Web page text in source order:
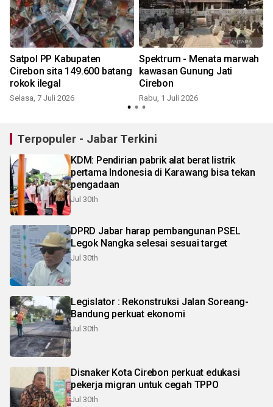
Satpol PP Kabupaten
Cirebon sita 149.600 batang
rokok ilegal
Selasa, 7 Juli 2026
Spektrum - Menata marwah
kawasan Gunung Jati
Cirebon
Rabu, 1 Juli 2026
Terpopuler - Jabar Terkini
KDM: Pendirian pabrik alat berat listrik
pertama Indonesia di Karawang bisa tekan
pengadaan
Jul 30th
DPRD Jabar harap pembangunan PSEL
Legok Nangka selesai sesuai target
Jul 30th
Legislator : Rekonstruksi Jalan Soreang-
Bandung perkuat ekonomi
Jul 30th
Disnaker Kota Cirebon perkuat edukasi
pekerja migran untuk cegah TPPO
Jul 30th